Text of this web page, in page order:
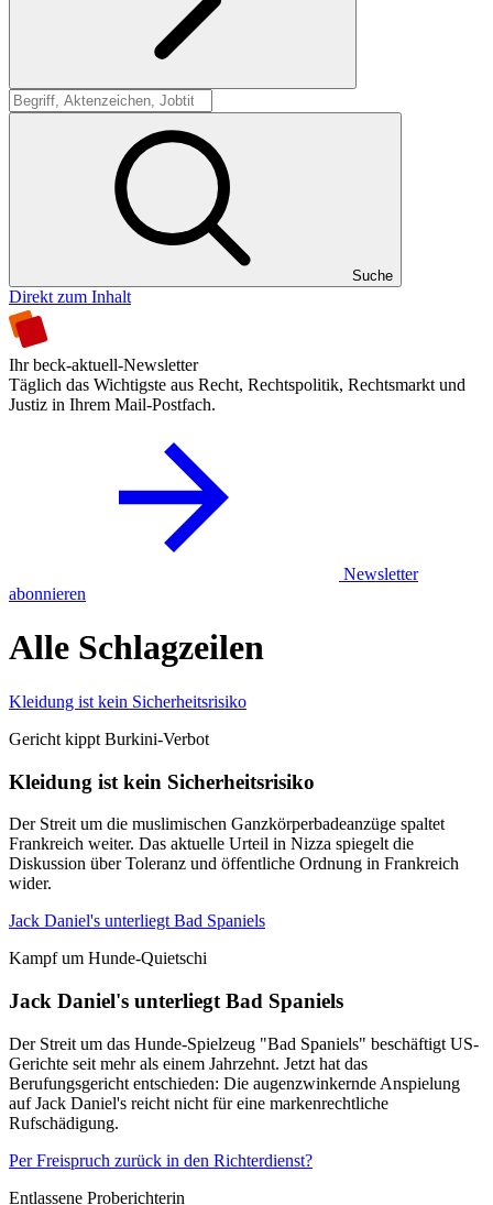
Suche
Suche
Direkt zum Inhalt
Ihr beck-aktuell-Newsletter
Täglich das Wichtigste aus Recht, Rechtspolitik, Rechtsmarkt und
Justiz in Ihrem Mail-Postfach.
Newsletter
abonnieren
Alle Schlagzeilen
Kleidung ist kein Sicherheitsrisiko
Gericht kippt Burkini-Verbot
Kleidung ist kein Sicherheitsrisiko
Der Streit um die muslimischen Ganzkörperbadeanzüge spaltet
Frankreich weiter. Das aktuelle Urteil in Nizza spiegelt die
Diskussion über Toleranz und öffentliche Ordnung in Frankreich
wider.
Jack Daniel's unterliegt Bad Spaniels
Kampf um Hunde-Quietschi
Jack Daniel's unterliegt Bad Spaniels
Der Streit um das Hunde-Spielzeug "Bad Spaniels" beschäftigt US-
Gerichte seit mehr als einem Jahrzehnt. Jetzt hat das
Berufungsgericht entschieden: Die augenzwinkernde Anspielung
auf Jack Daniel's reicht nicht für eine markenrechtliche
Rufschädigung.
Per Freispruch zurück in den Richterdienst?
Entlassene Proberichterin